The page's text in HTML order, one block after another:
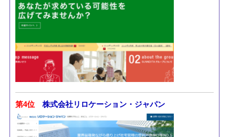
第4位 株式会社リロケーション・ジャパン